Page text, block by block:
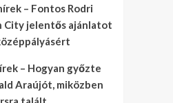
– Fontos Rodri
City jelentős ajánlatot
– Hogyan győzte
Araújót, miközben